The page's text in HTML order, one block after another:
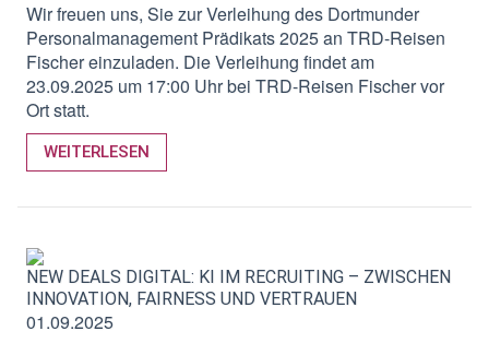
Wir freuen uns, Sie zurVerleihung des Dortmunder
Personalmanagement Prädikats 2025 an TRD-Reisen
Fischereinzuladen. Die Verleihung findet am
23.09.2025 um 17:00 Uhr bei TRD-Reisen Fischer vor
Ort statt.
WEITERLESEN
NEW DEALS DIGITAL: KI IM RECRUITING – ZWISCHEN
INNOVATION, FAIRNESS UND VERTRAUEN
01.09.2025